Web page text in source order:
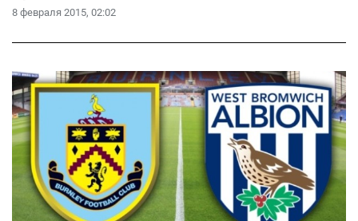
8 февраля 2015, 02:02